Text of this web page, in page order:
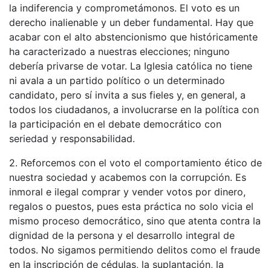
la indiferencia y comprometámonos. El voto es un
derecho inalienable y un deber fundamental. Hay que
acabar con el alto abstencionismo que históricamente
ha caracterizado a nuestras elecciones; ninguno
debería privarse de votar. La Iglesia católica no tiene
ni avala a un partido político o un determinado
candidato, pero sí invita a sus fieles y, en general, a
todos los ciudadanos, a involucrarse en la política con
la participación en el debate democrático con
seriedad y responsabilidad.
2. Reforcemos con el voto el comportamiento ético de
nuestra sociedad y acabemos con la corrupción. Es
inmoral e ilegal comprar y vender votos por dinero,
regalos o puestos, pues esta práctica no solo vicia el
mismo proceso democrático, sino que atenta contra la
dignidad de la persona y el desarrollo integral de
todos. No sigamos permitiendo delitos como el fraude
en la inscripción de cédulas, la suplantación, la